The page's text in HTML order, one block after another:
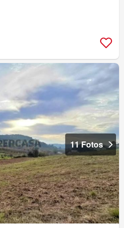
11 Fotos